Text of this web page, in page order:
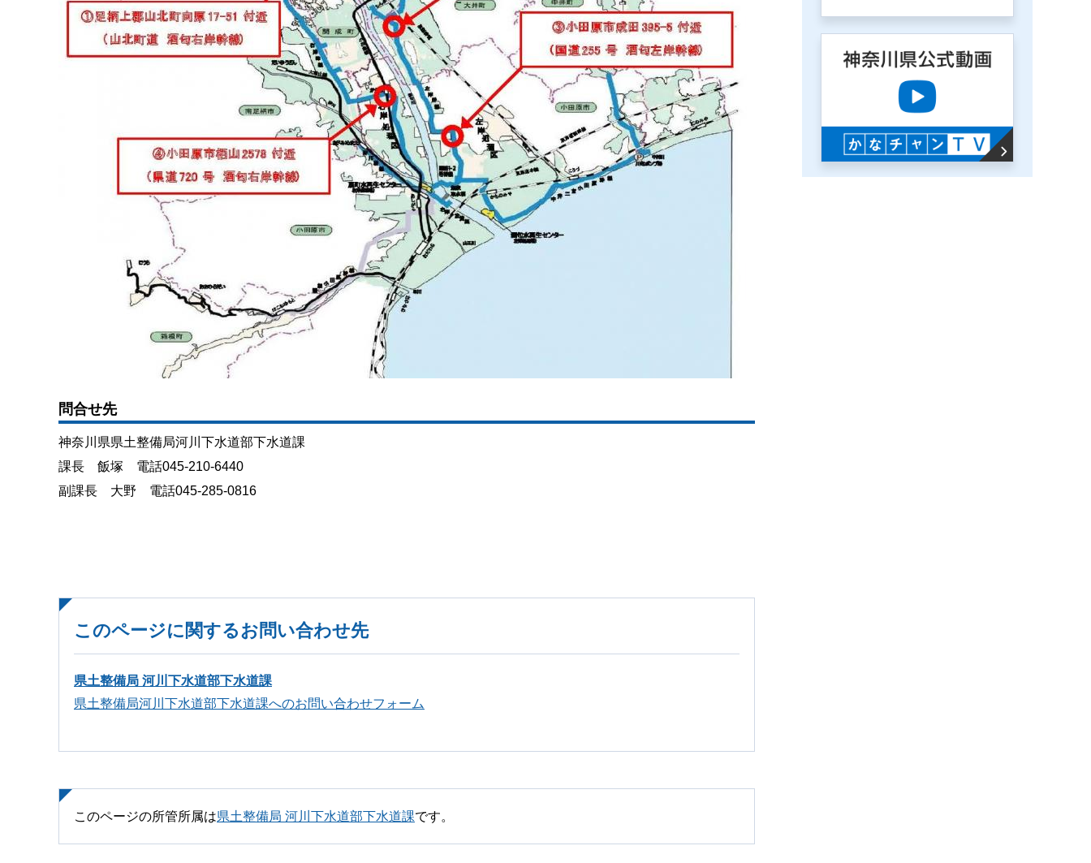
問合せ先
神奈川県県土整備局河川下水道部下水道課
課長 飯塚 電話045-210-6440
副課長 大野 電話045-285-0816
このページに関するお問い合わせ先
県土整備局 河川下水道部下水道課
県土整備局河川下水道部下水道課へのお問い合わせフォーム
このページの所管所属は県土整備局 河川下水道部下水道課です。